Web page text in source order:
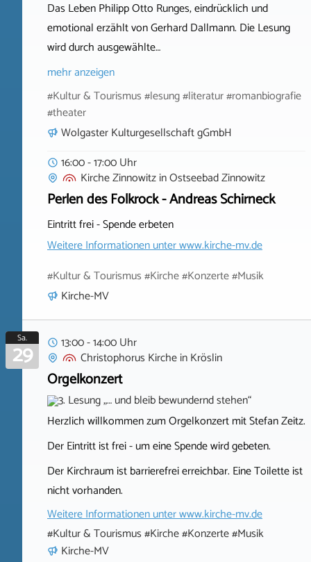
Das Leben Philipp Otto Runges, eindrücklich und
emotional erzählt von Gerhard Dallmann. Die Lesung
wird durch ausgewählte…
mehr anzeigen
#Kultur & Tourismus #lesung #literatur #romanbiografie
#theater
Wolgaster Kulturgesellschaft gGmbH
16:00 - 17:00 Uhr
Kirche ZinnowitzinOstseebad Zinnowitz
Perlen des Folkrock - Andreas Schirneck
Eintritt frei - Spende erbeten
Weitere Informationen unterwww.kirche-mv.de
#Kultur & Tourismus #Kirche #Konzerte #Musik
Kirche-MV
Sa.
29
13:00 - 14:00 Uhr
Christophorus KircheinKröslin
Orgelkonzert
Herzlich willkommen zum Orgelkonzert mit Stefan Zeitz.
Der Eintritt ist frei - um eine Spende wird gebeten.
Der Kirchraum ist barrierefrei erreichbar. Eine Toilette ist
nicht vorhanden.
Weitere Informationen unterwww.kirche-mv.de
#Kultur & Tourismus #Kirche #Konzerte #Musik
Kirche-MV